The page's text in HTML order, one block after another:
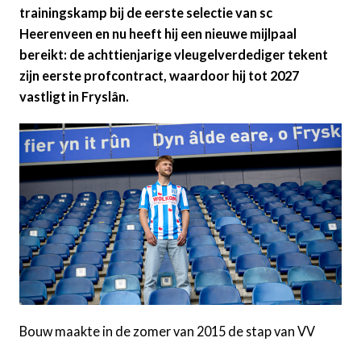
trainingskamp bij de eerste selectie van sc
Heerenveen en nu heeft hij een nieuwe mijlpaal
bereikt: de achttienjarige vleugelverdediger tekent
zijn eerste profcontract, waardoor hij tot 2027
vastligt in Fryslân.
Bouw maakte in de zomer van 2015 de stap van VV